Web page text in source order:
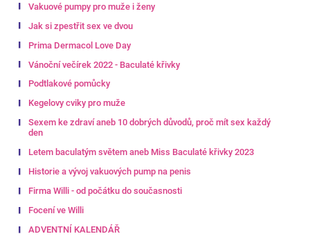
Vakuové pumpy pro muže i ženy
Jak si zpestřit sex ve dvou
Prima Dermacol Love Day
Vánoční večírek 2022 - Baculaté křivky
Podtlakové pomůcky
Kegelovy cviky pro muže
Sexem ke zdraví aneb 10 dobrých důvodů, proč mít sex každý
den
Letem baculatým světem aneb Miss Baculaté křivky 2023
Historie a vývoj vakuových pump na penis
Firma Willi - od počátku do současnosti
Focení ve Willi
ADVENTNÍ KALENDÁŘ